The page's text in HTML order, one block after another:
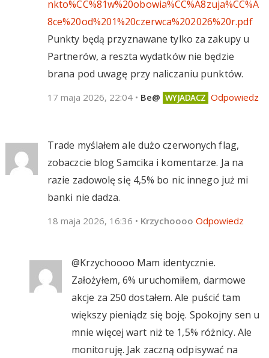
nkto%CC%81w%20obowia%CC%A8zuja%CC%A
8ce%20od%201%20czerwca%202026%20r.pdf
Punkty będą przyznawane tylko za zakupy u
Partnerów, a reszta wydatków nie będzie
brana pod uwagę przy naliczaniu punktów.
17 maja 2026, 22:04 • Be@ Odpowiedz
Trade myślałem ale dużo czerwonych flag,
zobaczcie blog Samcika i komentarze. Ja na
razie zadowolę się 4,5% bo nic innego już mi
banki nie dadza.
18 maja 2026, 16:36 • Krzychoooo Odpowiedz
@Krzychoooo Mam identycznie.
Założyłem, 6% uruchomiłem, darmowe
akcje za 250 dostałem. Ale puścić tam
większy pieniądz się boję. Spokojny sen u
mnie więcej wart niż te 1,5% różnicy. Ale
monitoruję. Jak zaczną odpisywać na